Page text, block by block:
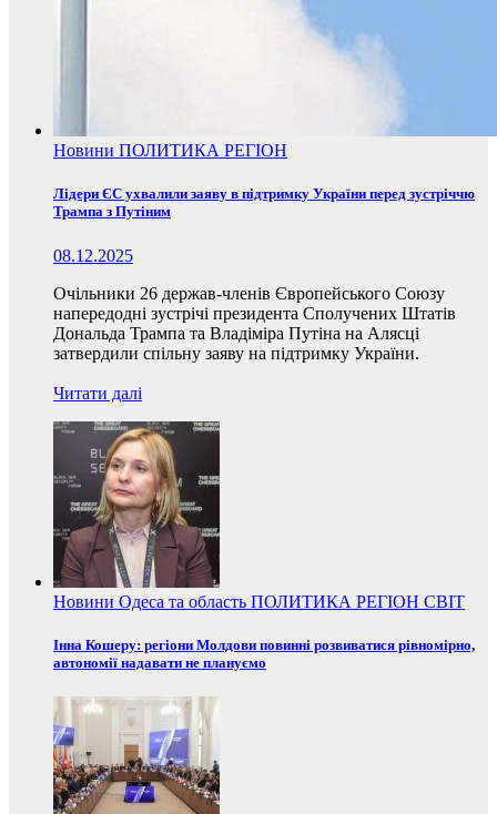
Новини ПОЛИТИКА РЕГІОН
Лідери ЄС ухвалили заяву в підтримку України перед зустріччю
Трампа з Путіним
08.12.2025
Очільники 26 держав-членів Європейського Союзу
напередодні зустрічі президента Сполучених Штатів
Дональда Трампа та Владіміра Путіна на Алясці
затвердили спільну заяву на підтримку України.
Читати далі
Новини Одеса та область ПОЛИТИКА РЕГІОН СВІТ
Інна Кошеру: регіони Молдови повинні розвиватися рівномірно,
автономії надавати не плануємо